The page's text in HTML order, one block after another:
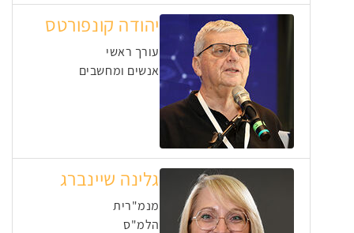
יהודה קונפורטס
עורך ראשי
אנשים ומחשבים
גלינה שיינברג
מנמ"רית
הלמ"ס